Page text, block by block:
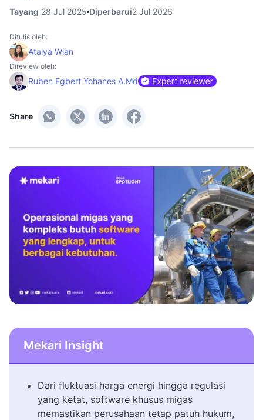
Tayang 28 Jul 2025 Diperbarui2 Jul 2026
Share
Ditulis oleh:
Atalya Wian
Direview oleh:
Ruben Egbert Yohanes A.Md
Mekari Insight
Dari fluktuasi harga energi hingga regulasi
yang ketat, software khusus migas
memastikan perusahaan tetap patuh hukum,